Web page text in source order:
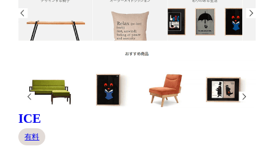
ICE
有料